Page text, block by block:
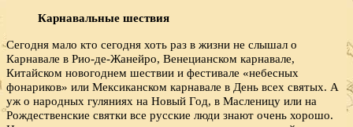
Карнавальные шествия
Сегодня мало кто сегодня хоть раз в жизни не слышал о
Карнавале в Рио-де-Жанейро, Венецианском карнавале,
Китайском новогоднем шествии и фестивале «небесных
фонариков» или Мексиканском карнавале в День всех святых. А
уж о народных гуляниях на Новый Год, в Масленицу или на
Рождественские святки все русские люди знают очень хорошо.